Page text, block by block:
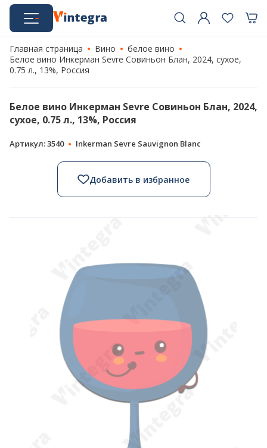
Главная страница Вино
белое вино
Белое вино Инкерман Sevre Совиньон Блан, 2024, сухое,
0.75 л., 13%, Россия
Белое вино Инкерман Sevre Совиньон Блан, 2024,
сухое, 0.75 л., 13%, Россия
Артикул: 3540 Inkerman Sevre Sauvignon Blanc
Добавить в избранное